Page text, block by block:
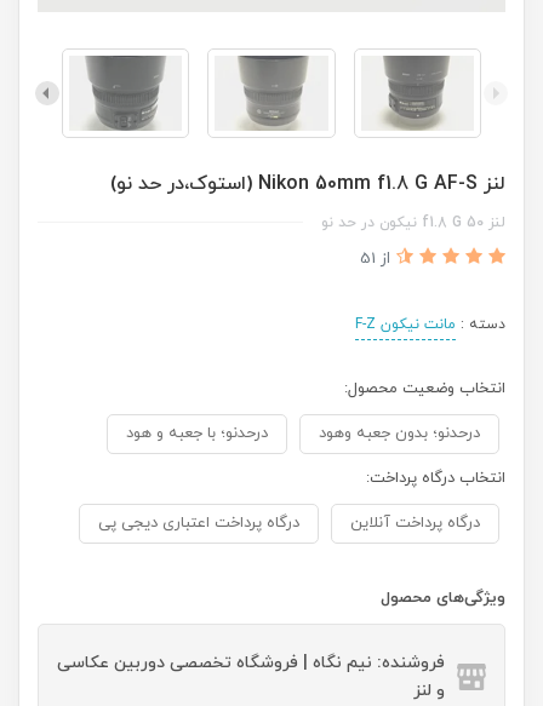
لنز Nikon 50mm f1.8 G AF-S (استوک،در حد نو)
لنز 50 f1.8 G نیکون در حد نو
از 51
دسته : مانت نیکون F-Z
انتخاب وضعیت محصول:
درحدنو؛ بدون جعبه وهود درحدنو؛ با جعبه و هود
انتخاب درگاه پرداخت:
درگاه پرداخت آنلاین درگاه پرداخت اعتباری دیجی پی
ویژگی‌های محصول
فروشنده: نیم نگاه | فروشگاه تخصصی دوربین عکاسی
و لنز